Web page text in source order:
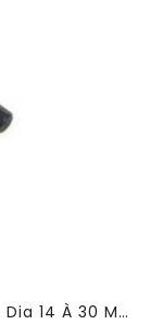
Arbre De Montage Pour Scie Cloche - Dia 14 À 30 Mm - FSN658